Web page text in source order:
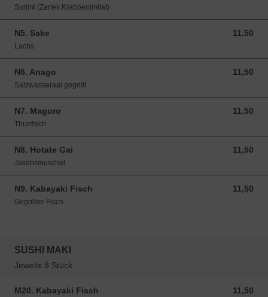
Surimi (Zartes Krabbenimitat)
N5. Sake 11,50
11,50 EUR
Lachs
N6. Anago 11,50
11,50 EUR
Salzwasseraal gegrillt
N7. Maguro 11,50
11,50 EUR
Thunfisch
N8. Hotate Gai 11,50
11,50 EUR
Jakobsmuschel
N9. Kabayaki Fisch 11,50
11,50 EUR
Gegrillter Fisch
SUSHI MAKI
Jeweils 8 Stück
M20. Kabayaki Fisch 11,50
11,50 EUR